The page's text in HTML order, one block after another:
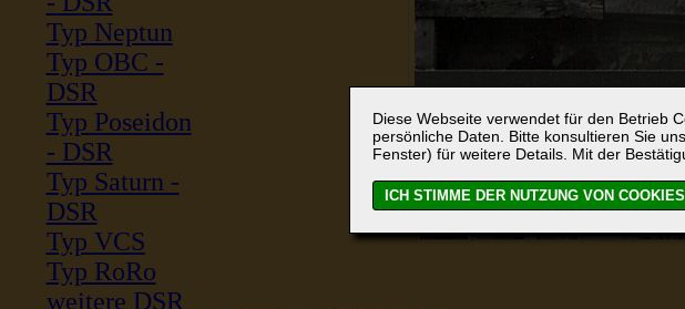
Diese Webseite verwendet für den Betrieb
persönliche Daten. Bitte konsultieren Sie
Fenster) für weitere Details. Mit der
Typ Neptun
Typ OBC -
DSR
Typ Poseidon
- DSR
Typ Saturn -
DSR
Typ VCS
Typ RoRo
weitere DSR